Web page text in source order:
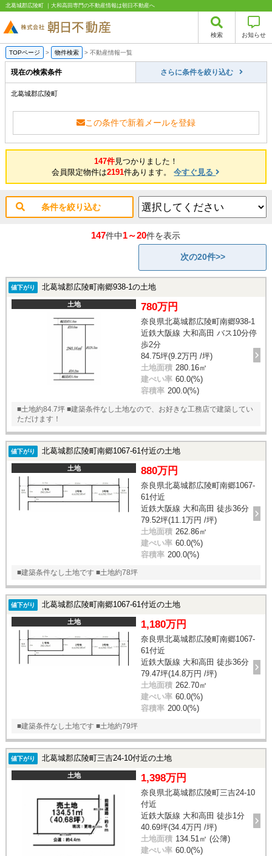
北葛城郡広陵町 ｜大和高田専門の不動産情報は朝日不動産へ
検索 お知らせ
TOPページ > 物件検索 > 不動産情報一覧
現在の検索条件 さらに条件を絞り込む
北葛城郡広陵町
この条件で新着メールを登録
147件見つかりました！
会員限定物件は2191件あります。今すぐ見る
条件を絞り込む
147件中1～20件を表示
次の20件>>
値下がり 北葛城郡広陵町南郷938-1の土地
土地 780万円
奈良県北葛城郡広陵町南郷938-1
近鉄大阪線 大和高田 バス10分停
歩2分
84.75坪(9.2万円 /坪)
土地面積 280.16㎡
建ぺい率 60.0(%)
容積率 200.0(%)
■土地約84.7坪 ■建築条件なし土地なので、お好きな工務店で建築してい
ただけます！
値下がり 北葛城郡広陵町南郷1067-61付近の土地
土地 880万円
奈良県北葛城郡広陵町南郷1067-
61付近
近鉄大阪線 大和高田 徒歩36分
79.52坪(11.1万円 /坪)
土地面積 262.86㎡
建ぺい率 60.0(%)
容積率 200.0(%)
■建築条件なし土地です ■土地約78坪
値下がり 北葛城郡広陵町南郷1067-61付近の土地
土地 1,180万円
奈良県北葛城郡広陵町南郷1067-
61付近
近鉄大阪線 大和高田 徒歩36分
79.47坪(14.8万円 /坪)
土地面積 262.70㎡
建ぺい率 60.0(%)
容積率 200.0(%)
■建築条件なし土地です ■土地約79坪
値下がり 北葛城郡広陵町三吉24-10付近の土地
土地 1,398万円
奈良県北葛城郡広陵町三吉24-10
付近
近鉄大阪線 大和高田 徒歩1分
40.69坪(34.4万円 /坪)
土地面積 134.51㎡ (公簿)
建ぺい率 60.0(%)